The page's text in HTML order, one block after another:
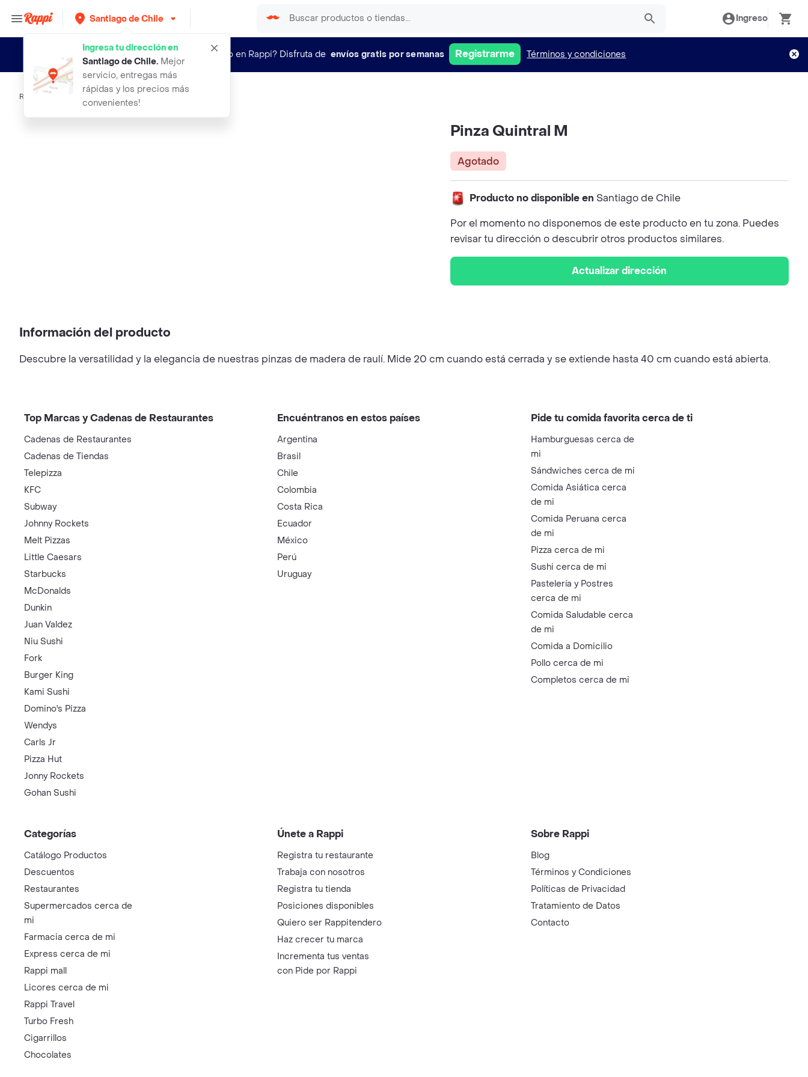
Santiago de Chile
Ingresa tu dirección en
Santiago de Chile. Mejor
servicio, entregas más
rápidas y los precios más
convenientes!
Ingreso
¿Nuevo en Rappi? Disfruta de envíos gratis por semanas Registrarme Términos y condiciones
Rappi pinza quintral m
Pinza Quintral M
Agotado
Producto no disponible en Santiago de Chile
Por el momento no disponemos de este producto en tu zona. Puedes
revisar tu dirección o descubrir otros productos similares.
Actualizar dirección
Información del producto
Descubre la versatilidad y la elegancia de nuestras pinzas de madera de raulí. Mide 20 cm cuando está cerrada y se extiende hasta 40 cm cuando está abierta.
Top Marcas y Cadenas de Restaurantes
Cadenas de Restaurantes
Cadenas de Tiendas
Telepizza
KFC
Subway
Johnny Rockets
Melt Pizzas
Little Caesars
Starbucks
McDonalds
Dunkin
Juan Valdez
Niu Sushi
Fork
Burger King
Kami Sushi
Domino's Pizza
Wendys
Carls Jr
Pizza Hut
Jonny Rockets
Gohan Sushi
Encuéntranos en estos países
Argentina
Brasil
Chile
Colombia
Costa Rica
Ecuador
México
Perú
Uruguay
Pide tu comida favorita cerca de ti
Hamburguesas cerca de
mi
Sándwiches cerca de mi
Comida Asiática cerca
de mi
Comida Peruana cerca
de mi
Pizza cerca de mi
Sushi cerca de mi
Pastelería y Postres
cerca de mi
Comida Saludable cerca
de mi
Comida a Domicilio
Pollo cerca de mi
Completos cerca de mi
Categorías
Catálogo Productos
Descuentos
Restaurantes
Supermercados cerca de
mi
Farmacia cerca de mi
Express cerca de mi
Rappi mall
Licores cerca de mi
Rappi Travel
Turbo Fresh
Cigarrillos
Chocolates
Únete a Rappi
Registra tu restaurante
Trabaja con nosotros
Registra tu tienda
Posiciones disponibles
Quiero ser Rappitendero
Haz crecer tu marca
Incrementa tus ventas
con Pide por Rappi
Sobre Rappi
Blog
Términos y Condiciones
Políticas de Privacidad
Tratamiento de Datos
Contacto